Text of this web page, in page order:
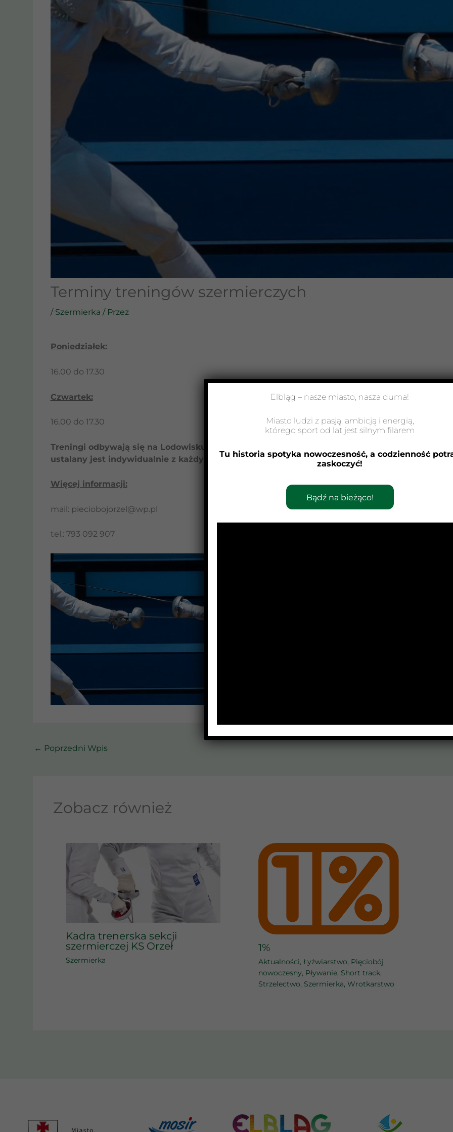
Terminy treningów szermierczych
/ Szermierka / Przez
Poniedziałek:
16.00 do 17.30
Czwartek:
16.00 do 17.30
Treningi odbywają się na Lodowisku „Helena” sala fitness (nad trybunami). Przydział do
ustalany jest indywidualnie z każdym zawodnikiem.
Więcej informacji:
mail: pieciobojorzel@wp.pl
tel.: 793 092 907
← Poprzedni Wpis
Zobacz również
Kadra trenerska sekcji
szermierczej KS Orzeł
Szermierka
1%
Aktualności,Łyżwiarstwo, Pięciobój
nowoczesny, Pływanie, Short track,
Strzelectwo, Szermierka,Wrotkarstwo
Elbląg – nasze miasto, nasza duma!
Miasto ludzi z pasją, ambicją i energią,
którego sport od lat jest silnym filarem
Tu historia spotyka nowoczesność, a codzienność
zaskoczyć!
Bądź na bieżąco!